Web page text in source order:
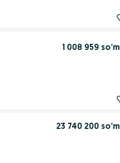
1 008 959 so’m
23 740 200 so’m